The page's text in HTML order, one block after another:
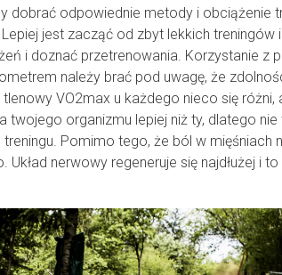
dobrać odpowiednie metody i obciążenie
jest zacząć od zbyt lekkich treningów
i doznać przetrenowania. Korzystanie z
należy brać pod uwagę, że
VO2max u każdego nieco się
twojego organizmu lepiej niż ty, dlatego
Pomimo tego, że ból w mięśniach
nerwowy regeneruje się najdłużej i